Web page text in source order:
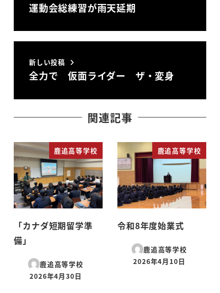
運動会総練習が雨天延期
新しい投稿
全力で 仮面ライダー ザ・変身
関連記事
鹿追高等学校
「カナダ短期留学準
備」
鹿追高等学校
投稿日
2026年4月30日
鹿追高等学校
令和8年度始業式
鹿追高等学校
投稿日
2026年4月10日